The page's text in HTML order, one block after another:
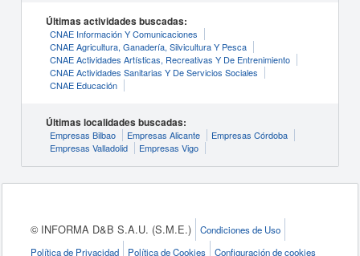
Últimas actividades buscadas:
CNAE Información Y Comunicaciones
CNAE Agricultura, Ganadería, Silvicultura Y Pesca
CNAE Actividades Artísticas, Recreativas Y De Entrenimiento
CNAE Actividades Sanitarias Y De Servicios Sociales
CNAE Educación
Últimas localidades buscadas:
Empresas Bilbao Empresas Alicante
Empresas Córdoba
Empresas Valladolid
Empresas Vigo
© INFORMA D&B S.A.U. (S.M.E.)
Condiciones de Uso
Política de Privacidad
Política de Cookies Configuración de cookies